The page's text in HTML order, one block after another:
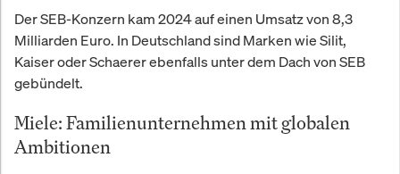
Der SEB-Konzern kam 2024 auf einen Umsatz von 8,3
Milliarden Euro. In Deutschland sind Marken wie Silit,
Kaiser oder Schaerer ebenfalls unter dem Dach von SEB
gebündelt.
Miele: Familienunternehmen mit globalen
Ambitionen